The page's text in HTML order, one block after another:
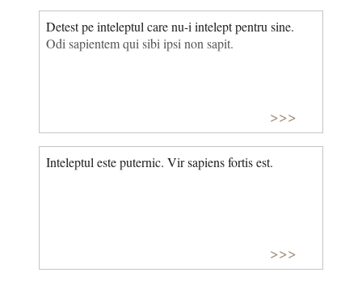
Detest pe inteleptul care nu-i intelept pentru sine.
Odi sapientem qui sibi ipsi non sapit.
>>>
Inteleptul este puternic. Vir sapiens fortis est.
>>>